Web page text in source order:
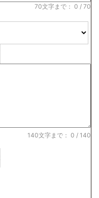
70文字まで： 0 / 70
140文字まで： 0 / 140